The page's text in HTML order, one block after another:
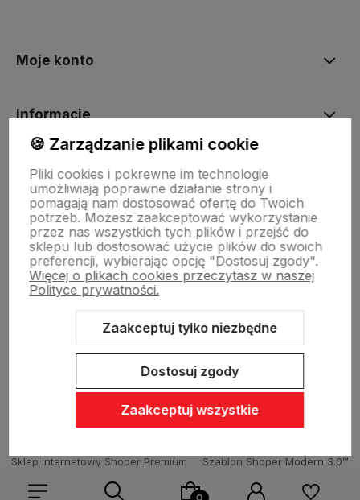
Moje konto
Informacje
O nas
Dostawa i płatności
Sklepy stacjonarne
Obsługa hurtowa
Sklep internetowy Shoper Premium
Szablon Shoper Modern 3.0™
🍪 Zarządzanie plikami cookie
Pliki cookies i pokrewne im technologie
umożliwiają poprawne działanie strony i
pomagają nam dostosować ofertę do Twoich
potrzeb. Możesz zaakceptować wykorzystanie
przez nas wszystkich tych plików i przejść do
sklepu lub dostosować użycie plików do swoich
preferencji, wybierając opcję "Dostosuj zgody".
Więcej o plikach cookies przeczytasz w naszej
Polityce prywatności.
Zaakceptuj tylko niezbędne
Dostosuj zgody
Zaakceptuj wszystkie